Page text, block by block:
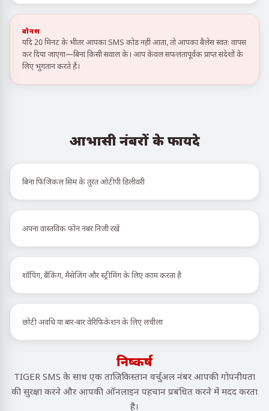
बोनस
यदि 20 मिनट के भीतर आपका SMS कोड नहीं आता, तो आपका बैलेंस स्वतः वापस
कर दिया जाएगा—बिना किसी सवाल के। आप केवल सफलतापूर्वक प्राप्त संदेशों के
लिए भुगतान करते हैं।
आभासी नंबरों के फायदे
बिना फिजिकल सिम के तुरंत ओटीपी डिलीवरी
अपना वास्तविक फोन नंबर निजी रखें
शॉपिंग, बैंकिंग, मैसेजिंग और स्ट्रीमिंग के लिए काम करता है
छोटी अवधि या बार-बार वेरिफिकेशन के लिए लचीला
निष्कर्ष
TIGER SMS के साथ एक ताजिकिस्तान वर्चुअल नंबर आपकी गोपनीयता
की सुरक्षा करने और आपकी ऑनलाइन पहचान प्रबंधित करने में मदद करता
है।